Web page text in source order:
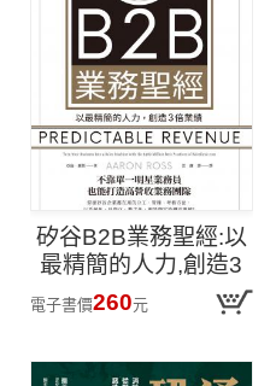
矽谷B2B業務聖經:以
最精簡的人力,創造3
倍業績
電子書價260元